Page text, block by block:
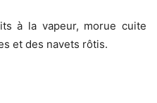
à la vapeur, morue cuite
et des navets rôtis.